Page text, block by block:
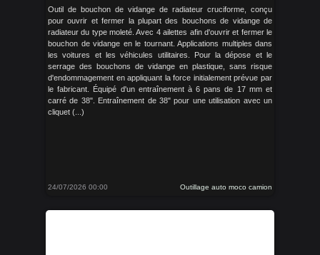
Outil de bouchon de vidange de radiateur cruciforme, conçu
pour ouvrir et fermer la plupart des bouchons de vidange de
radiateur du type moleté. Avec 4 ailettes afin d'ouvrir et fermer le
bouchon de vidange en le tournant. Applications multiples dans
les voitures et les véhicules utilitaires. Pour la dépose et le
serrage des bouchons de vidange en plastique, sans risque
d'endommagement en appliquant la force initialement prévue par
le fabricant. Équipé d'un entraînement à 6 pans de 17 mm et
carré de 38". Entraînement de 38" pour une utilisation avec un
cliquet (...)
24/07/2026 00:00 Outillage auto moco camion